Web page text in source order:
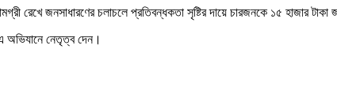
রেখে জনসাধারণের চলাচলে প্রতিবন্ধকতা সৃষ্টির দায়ে চারজনকে ১৫ হাজার টাকা
অভিযানে নেতৃত্ব দেন।